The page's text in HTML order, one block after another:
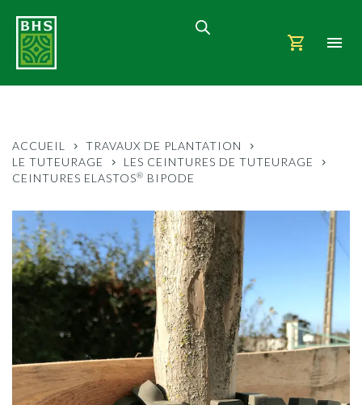
ACCUEIL
TRAVAUX DE PLANTATION
LE TUTEURAGE
LES CEINTURES DE TUTEURAGE
CEINTURES ELASTOS® BIPODE